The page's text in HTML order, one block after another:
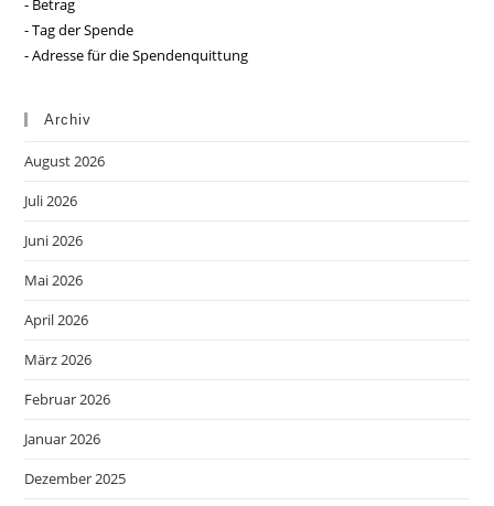
- Betrag
- Tag der Spende
- Adresse für die Spendenquittung
Archiv
August 2026
Juli 2026
Juni 2026
Mai 2026
April 2026
März 2026
Februar 2026
Januar 2026
Dezember 2025